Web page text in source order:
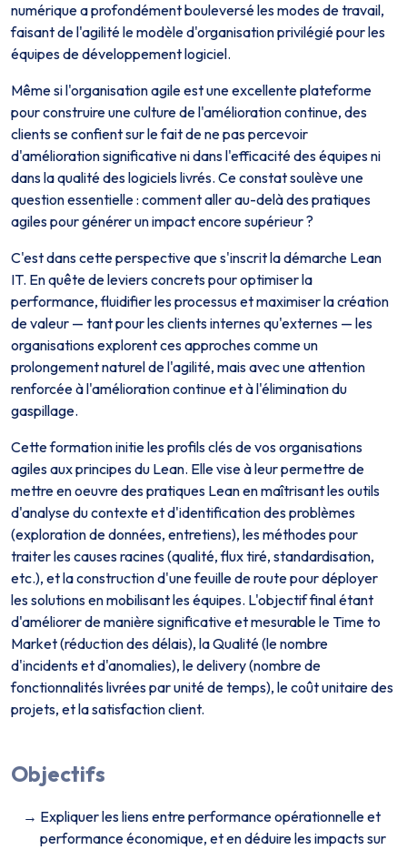
numérique a profondément bouleversé les modes de travail,
faisant de l'agilité le modèle d'organisation privilégié pour les
équipes de développement logiciel.
Même si l'organisation agile est une excellente plateforme
pour construire une culture de l'amélioration continue, des
clients se confient sur le fait de ne pas percevoir
d'amélioration significative ni dans l'efficacité des équipes ni
dans la qualité des logiciels livrés. Ce constat soulève une
question essentielle : comment aller au-delà des pratiques
agiles pour générer un impact encore supérieur ?
C'est dans cette perspective que s'inscrit la démarche Lean
IT. En quête de leviers concrets pour optimiser la
performance, fluidifier les processus et maximiser la création
de valeur — tant pour les clients internes qu'externes — les
organisations explorent ces approches comme un
prolongement naturel de l'agilité, mais avec une attention
renforcée à l'amélioration continue et à l'élimination du
gaspillage.
Cette formation initie les profils clés de vos organisations
agiles aux principes du Lean. Elle vise à leur permettre de
mettre en oeuvre des pratiques Lean en maîtrisant les outils
d'analyse du contexte et d'identification des problèmes
(exploration de données, entretiens), les méthodes pour
traiter les causes racines (qualité, flux tiré, standardisation,
etc.), et la construction d'une feuille de route pour déployer
les solutions en mobilisant les équipes. L'objectif final étant
d'améliorer de manière significative et mesurable le Time to
Market (réduction des délais), la Qualité (le nombre
d'incidents et d'anomalies), le delivery (nombre de
fonctionnalités livrées par unité de temps), le coût unitaire des
projets, et la satisfaction client.
Objectifs
Expliquer les liens entre performance opérationnelle et
performance économique, et en déduire les impacts sur